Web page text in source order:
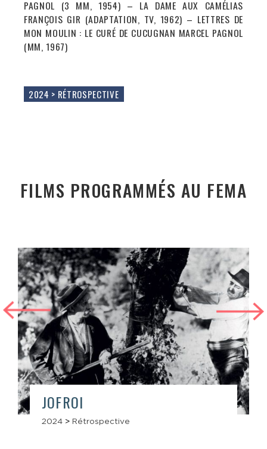
PAGNOL (3 MM, 1954) – LA DAME AUX CAMÉLIAS
FRANÇOIS GIR (ADAPTATION, TV, 1962) – LETTRES DE
MON MOULIN : LE CURÉ DE CUCUGNAN MARCEL PAGNOL
(MM, 1967)
2024 > RÉTROSPECTIVE
FILMS PROGRAMMÉS AU FEMA
JOFROI
2024 > Rétrospective